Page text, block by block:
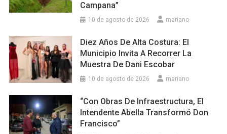
Campana”
10 de agosto de 2026 mariano
Diez Años De Alta Costura: El
Municipio Invita A Recorrer La
Muestra De Dani Escobar
10 de agosto de 2026 mariano
“Con Obras De Infraestructura, El
Intendente Abella Transformó Don
Francisco”